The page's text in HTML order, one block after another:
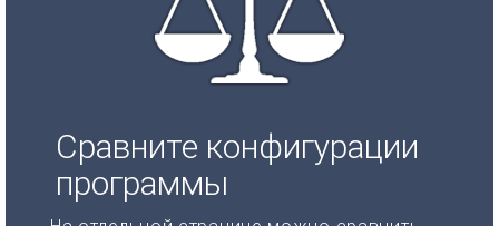
Сравните конфигурации
программы